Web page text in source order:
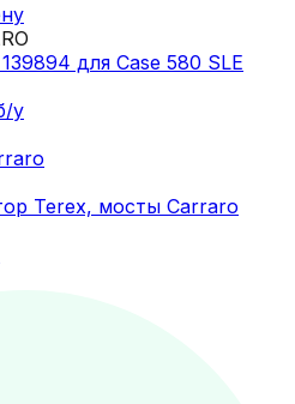
для Case 580 SLE
у
Terex, мосты Carraro